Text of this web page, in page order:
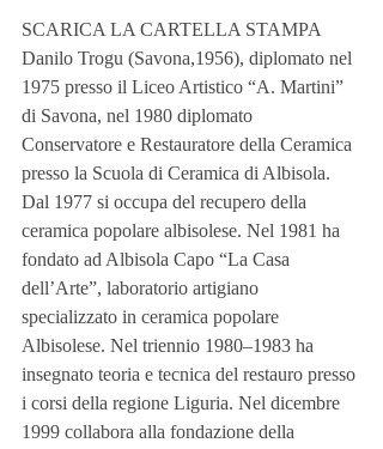
SCARICA LA CARTELLA STAMPA
Danilo Trogu (Savona,1956), diplomato nel
1975 presso il Liceo Artistico “A. Martini”
di Savona, nel 1980 diplomato
Conservatore e Restauratore della Ceramica
presso la Scuola di Ceramica di Albisola.
Dal 1977 si occupa del recupero della
ceramica popolare albisolese. Nel 1981 ha
fondato ad Albisola Capo “La Casa
dell’Arte”, laboratorio artigiano
specializzato in ceramica popolare
Albisolese. Nel triennio 1980–1983 ha
insegnato teoria e tecnica del restauro presso
i corsi della regione Liguria. Nel dicembre
1999 collabora alla fondazione della